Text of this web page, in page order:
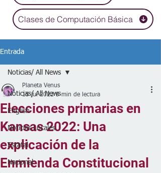
Clases de Computación Básica
Entrada
Noticias/ All News
English
Noticias Locales
Estatal
Nacional
Noticias/ All News
Elecciones primarias en
Kansas 2022: Una
explicación de la
Enmienda Constitucional
Planeta Venus
15 jul 2022 5 min de lectura